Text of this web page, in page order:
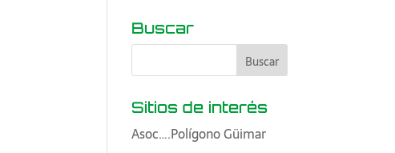
Buscar
Sitios de interés
Asoc….Polígono Güimar